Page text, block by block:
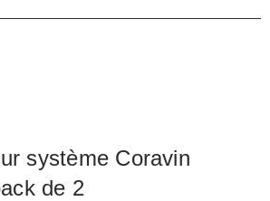
système Coravin
de 2